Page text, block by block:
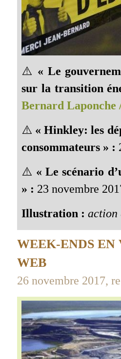
⚠️ « Le
sur la transition
Bernard Laponche
⚠️ « Hinkley: les
consommateurs » :
⚠️ « Le scénario
» : 23 novembre
Illustration : action
WEEK-ENDS EN
WEB
26 novembre 2017,